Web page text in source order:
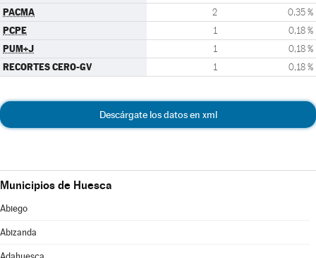
PACMA 2 0,35 %
PCPE 1 0,18 %
PUM+J 1 0,18 %
RECORTES CERO-GV 1 0,18 %
Descárgate los datos en xml
Municipios de Huesca
Abiego
Abizanda